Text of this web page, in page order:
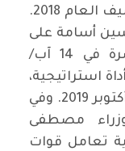
خلال الاحتجاجات في البصرة في صيف العام 2018.
أسامة على
يد مسلحين مجهولين في البصرة في 14 آب/
استراتيجية،
لا سيما ضد المنخرطين في حركة أكتوبر 2019. وفي
مصطفى
تعامل قوات